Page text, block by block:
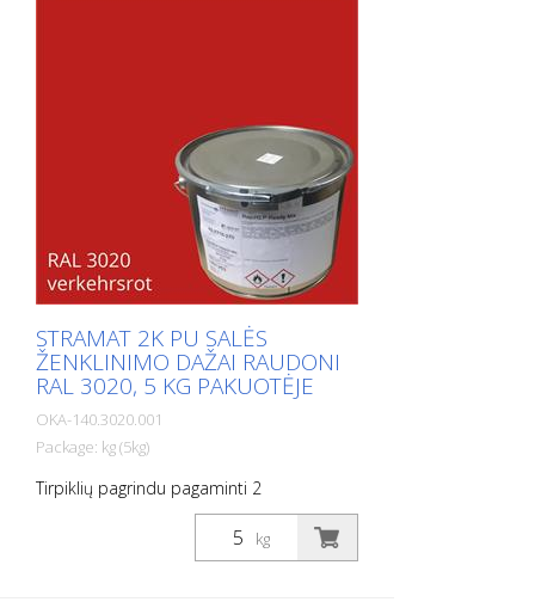
STRAMAT 2K PU SALĖS
ŽENKLINIMO DAŽAI RAUDONI
RAL 3020, 5 KG PAKUOTĖJE
OKA-140.3020.001
Package: kg (5kg)
Tirpiklių pagrindu pagaminti 2
komponentų salės ženklinimo dažai
poliuretano pagrindu. Jei keliami
aukščiausi mechaninio ir cheminio
kg